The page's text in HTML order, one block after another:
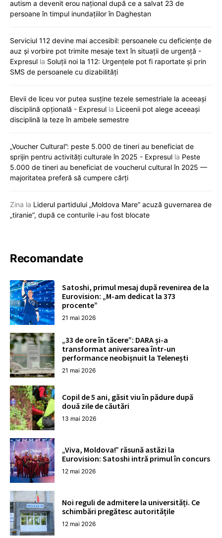
autism a devenit erou național după ce a salvat 23 de
persoane în timpul inundațiilor în Daghestan
Serviciul 112 devine mai accesibil: persoanele cu deficiențe de
auz și vorbire pot trimite mesaje text în situații de urgență -
Expresul la Soluții noi la 112: Urgențele pot fi raportate și prin
SMS de persoanele cu dizabilități
Elevii de liceu vor putea susține tezele semestriale la aceeași
disciplină opțională - Expresul la Liceenii pot alege aceeași
disciplină la teze în ambele semestre
„Voucher Cultural”: peste 5.000 de tineri au beneficiat de
sprijin pentru activități culturale în 2025 - Expresul la Peste
5.000 de tineri au beneficiat de voucherul cultural în 2025 —
majoritatea preferă să cumpere cărți
Zina la Liderul partidului „Moldova Mare” acuză guvernarea de
„tiranie”, după ce conturile i-au fost blocate
Recomandate
Satoshi, primul mesaj după revenirea de la
Eurovision: „M-am dedicat la 373
procente”
21 mai 2026
„33 de ore în tăcere”: DARA și-a
transformat aniversarea într-un
performance neobișnuit la Telenești
21 mai 2026
Copil de 5 ani, găsit viu în pădure după
două zile de căutări
13 mai 2026
„Viva, Moldova!” răsună astăzi la
Eurovision: Satoshi intră primul în concurs
12 mai 2026
Noi reguli de admitere la universități. Ce
schimbări pregătesc autoritățile
12 mai 2026